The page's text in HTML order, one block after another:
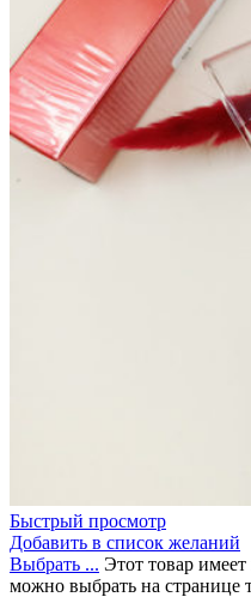
Быстрый просмотр
Добавить в список желаний
Выбрать ... Этот товар
можно выбрать на странице